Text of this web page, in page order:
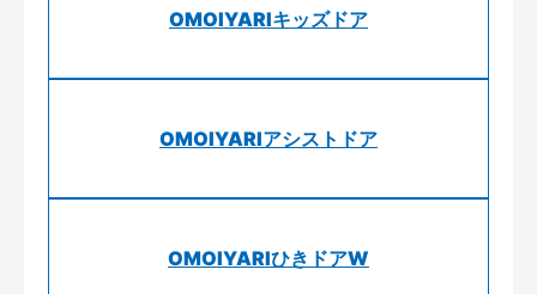
OMOIYARIキッズドア
OMOIYARIアシストドア
OMOIYARIひきドアW